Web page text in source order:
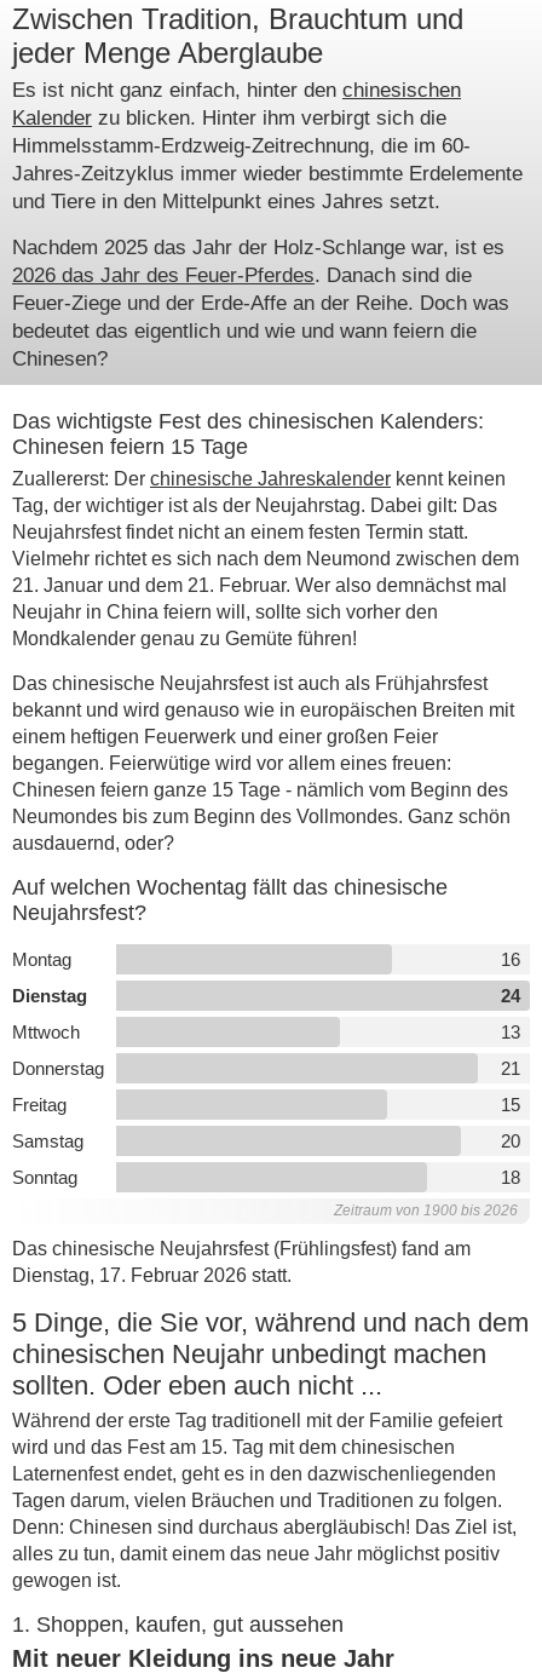
Zwischen Tradition, Brauchtum und
jeder Menge Aberglaube
Es ist nicht ganz einfach, hinter den chinesischen
Kalender zu blicken. Hinter ihm verbirgt sich die
Himmelsstamm-Erdzweig-Zeitrechnung, die im 60-
Jahres-Zeitzyklus immer wieder bestimmte Erdelemente
und Tiere in den Mittelpunkt eines Jahres setzt.
Nachdem 2025 das Jahr der Holz-Schlange war, ist es
2026 das Jahr des Feuer-Pferdes. Danach sind die
Feuer-Ziege und der Erde-Affe an der Reihe. Doch was
bedeutet das eigentlich und wie und wann feiern die
Chinesen?
Das wichtigste Fest des chinesischen Kalenders:
Chinesen feiern 15 Tage
Zuallererst: Der chinesische Jahreskalender kennt keinen
Tag, der wichtiger ist als der Neujahrstag. Dabei gilt: Das
Neujahrsfest findet nicht an einem festen Termin statt.
Vielmehr richtet es sich nach dem Neumond zwischen dem
21. Januar und dem 21. Februar. Wer also demnächst mal
Neujahr in China feiern will, sollte sich vorher den
Mondkalender genau zu Gemüte führen!
Das chinesische Neujahrsfest ist auch als Frühjahrsfest
bekannt und wird genauso wie in europäischen Breiten mit
einem heftigen Feuerwerk und einer großen Feier
begangen. Feierwütige wird vor allem eines freuen:
Chinesen feiern ganze 15 Tage - nämlich vom Beginn des
Neumondes bis zum Beginn des Vollmondes. Ganz schön
ausdauernd, oder?
Auf welchen Wochentag fällt das chinesische
Neujahrsfest?
Montag
16
Dienstag
24
Mttwoch
13
Donnerstag
21
Freitag
15
Samstag
20
Sonntag
18
Zeitraum von 1900 bis 2026
Das chinesische Neujahrsfest (Frühlingsfest) fand am
Dienstag, 17. Februar 2026 statt.
5 Dinge, die Sie vor, während und nach dem
chinesischen Neujahr unbedingt machen
sollten. Oder eben auch nicht ...
Während der erste Tag traditionell mit der Familie gefeiert
wird und das Fest am 15. Tag mit dem chinesischen
Laternenfest endet, geht es in den dazwischenliegenden
Tagen darum, vielen Bräuchen und Traditionen zu folgen.
Denn: Chinesen sind durchaus abergläubisch! Das Ziel ist,
alles zu tun, damit einem das neue Jahr möglichst positiv
gewogen ist.
1. Shoppen, kaufen, gut aussehen
Mit neuer Kleidung ins neue Jahr